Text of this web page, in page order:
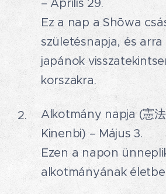
– Április 29.🎎
Ez a nap a Shōwa
születésnapja, és
japánok
korszakra.
Alkotmány napja (憲
Kinenbi) – Május 3.📜
Ezen a napon
alkotmányának